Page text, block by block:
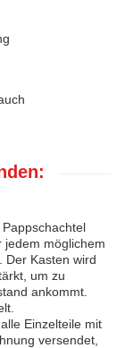
jedem möglichem
Der Kasten wird
um zu
ankommt.
Einzelteile mit
versendet,